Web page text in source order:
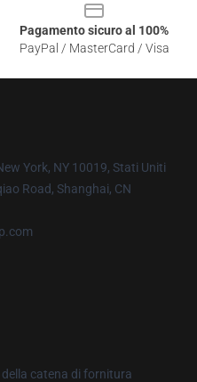
Pagamento sicuro al 100%
PayPal / MasterCard / Visa
York, NY 10019, Stati Uniti
Road, Shanghai, CN
catena di fornitura